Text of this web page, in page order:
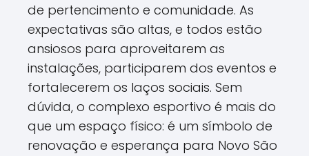
de pertencimento e comunidade. As
expectativas são altas, e todos estão
ansiosos para aproveitarem as
instalações, participarem dos eventos e
fortalecerem os laços sociais. Sem
dúvida, o complexo esportivo é mais do
que um espaço físico: é um símbolo de
renovação e esperança para Novo São